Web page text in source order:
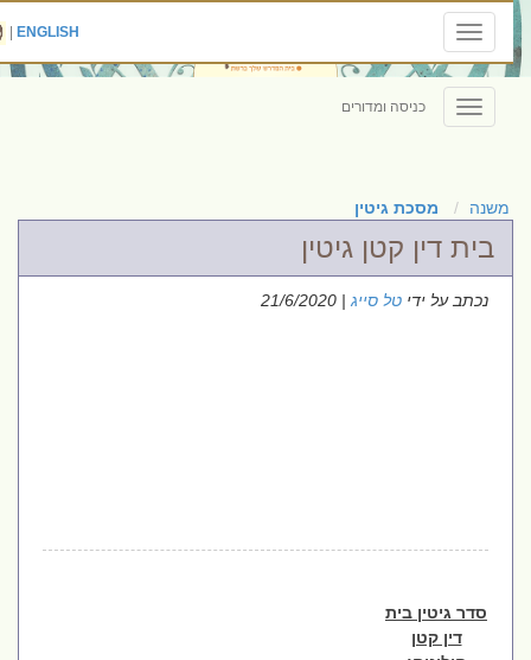
Toggle
navigation
ENGLISH
|
Toggle
navigation
כניסה ומדורים
משנה מסכת גיטין
בית דין קטן גיטין
נכתב על ידיטל סייג| 21/6/2020
סדר גיטין בית
דין קטן